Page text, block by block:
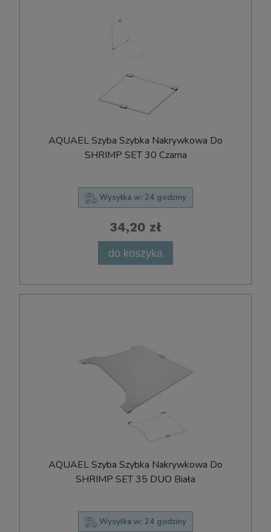
AQUAEL Szyba Szybka Nakrywkowa Do
SHRIMP SET 30 Czarna
Wysyłka w: 24 godziny
34,20 zł
do koszyka
AQUAEL Szyba Szybka Nakrywkowa Do
SHRIMP SET 35 DUO Biała
Wysyłka w: 24 godziny